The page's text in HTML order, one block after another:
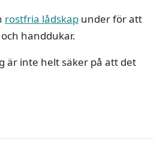
rostfria lådskap under för att
handdukar.
är inte helt säker på att det